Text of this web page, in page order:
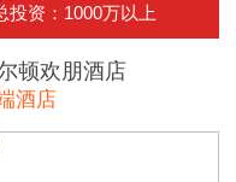
投资：1000万以上
顿欢朋酒店
酒店